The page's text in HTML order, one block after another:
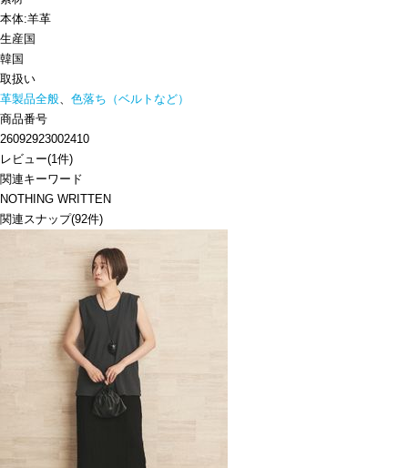
本体:羊革
生産国
韓国
取扱い
革製品全般、 色落ち（ベルトなど）
商品番号
26092923002410
レビュー(1件)
関連キーワード
NOTHING WRITTEN
関連スナップ(92件)